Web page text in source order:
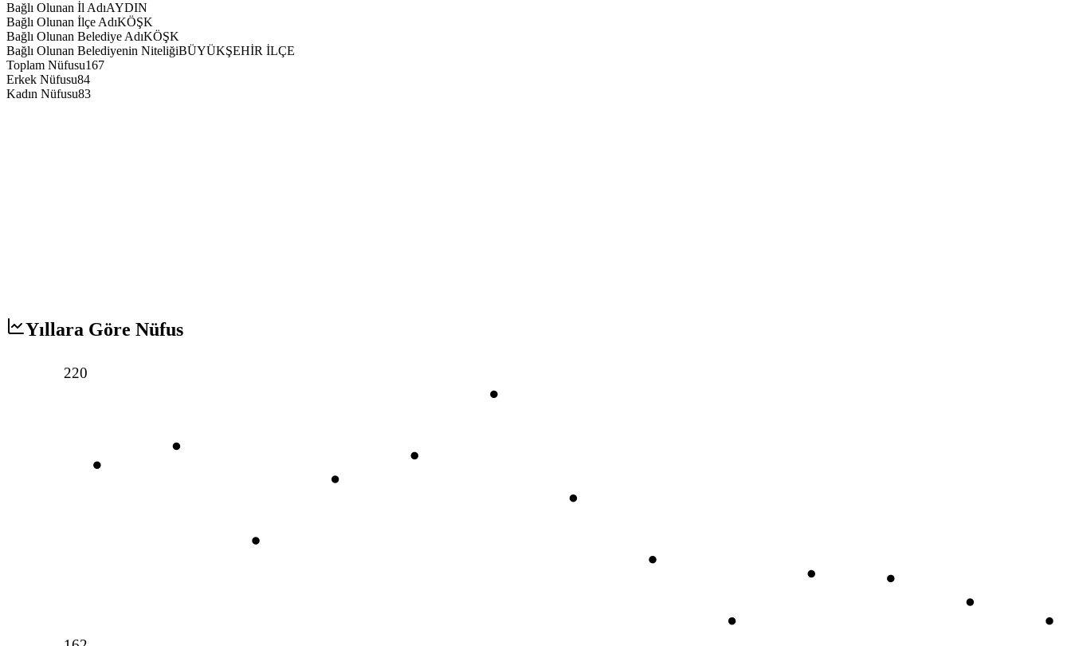
Bağlı Olunan İl AdıAYDIN
Bağlı Olunan İlçe AdıKÖŞK
Bağlı Olunan Belediye AdıKÖŞK
Bağlı Olunan Belediyenin NiteliğiBÜYÜKŞEHİR İLÇE
Toplam Nüfusu167
Erkek Nüfusu84
Kadın Nüfusu83
Yıllara Göre Nüfus
220